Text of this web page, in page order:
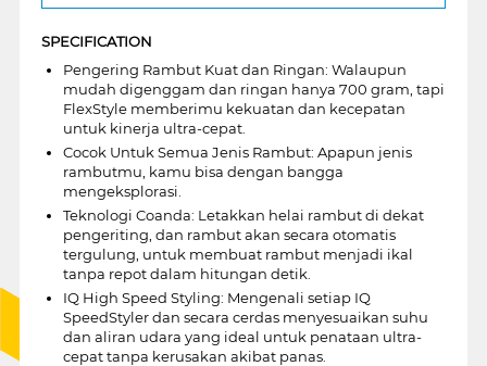
SPECIFICATION
Pengering Rambut Kuat dan Ringan: Walaupun
mudah digenggam dan ringan hanya 700 gram, tapi
FlexStyle memberimu kekuatan dan kecepatan
untuk kinerja ultra-cepat.
Cocok Untuk Semua Jenis Rambut: Apapun jenis
rambutmu, kamu bisa dengan bangga
mengeksplorasi.
Teknologi Coanda: Letakkan helai rambut di dekat
pengeriting, dan rambut akan secara otomatis
tergulung, untuk membuat rambut menjadi ikal
tanpa repot dalam hitungan detik.
IQ High Speed Styling: Mengenali setiap IQ
SpeedStyler dan secara cerdas menyesuaikan suhu
dan aliran udara yang ideal untuk penataan ultra-
cepat tanpa kerusakan akibat panas.